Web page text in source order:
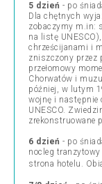
5 dzień - po
Dla chętnych
zobaczymy m.in:
na listę
chrześcijanami i
zniszczony przez
przełomowy
Chorwatów i
później, w lutym
wojnę i następnie
UNESCO.
zrekonstruowane
6 dzień - po
nocleg
strona hotelu .